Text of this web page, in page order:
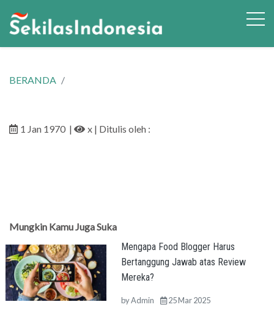
BERANDA
1 Jan 1970 | x | Ditulis oleh :
Mungkin Kamu Juga Suka
Mengapa Food Blogger Harus
Bertanggung Jawab atas Review
Mereka?
byAdmin 25 Mar 2025